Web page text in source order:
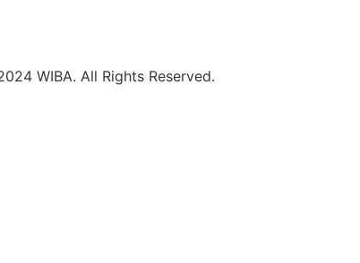
WIBA. All Rights Reserved.